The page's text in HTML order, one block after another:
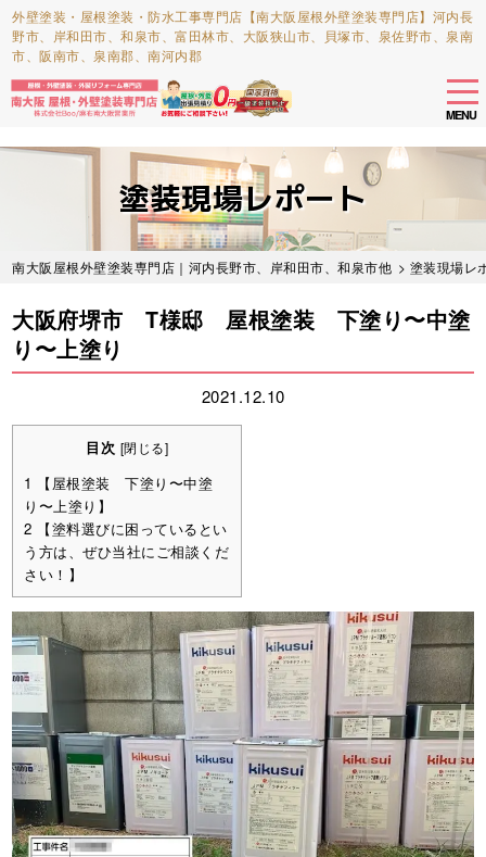
Skip
MENU
外壁塗装・屋根塗装・防水工事専門店【南大阪屋根外壁塗装専門店】河内長
野市、岸和田市、和泉市、富田林市、大阪狭山市、貝塚市、泉佐野市、泉南
市、阪南市、泉南郡、南河内郡
塗装現場レポート
南大阪屋根外壁塗装専門店｜河内長野市、岸和田市、和泉市他 > 塗装現場レ
大阪府堺市 T様邸 屋根塗装 下塗り〜中塗
り〜上塗り
2021.12.10
目次 [閉じる]
1
【屋根塗装 下塗り〜中塗
り〜上塗り】
2 【塗料選びに困っているとい
う方は、ぜひ当社にご相談くだ
さい！】